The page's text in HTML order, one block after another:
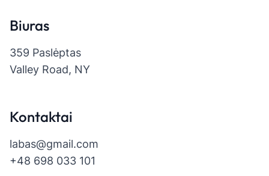
Biuras
359 Paslėptas
Valley Road, NY
Kontaktai
labas@gmail.com
+48 698 033 101